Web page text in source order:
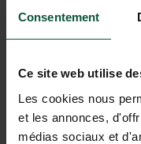
Consentement
Ce site web utilise
Les cookies nous
et les annonces,
médias sociaux et
spécifiques.
hébergement, cela pourrait
camping.
En savoir plus